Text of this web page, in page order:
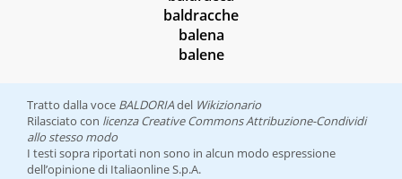
baldracche
balena
balene
Tratto dalla voce BALDORIAdel Wikizionario
Rilasciato con licenza Creative Commons Attribuzione-Condividi
allo stesso modo
I testi sopra riportati non sono in alcun modo espressione
dell’opinione di Italiaonline S.p.A.